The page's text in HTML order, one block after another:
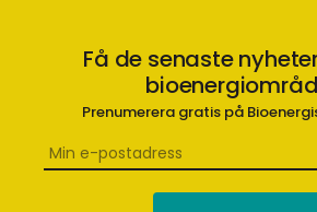
Få de senaste
Prenumerera gratis på